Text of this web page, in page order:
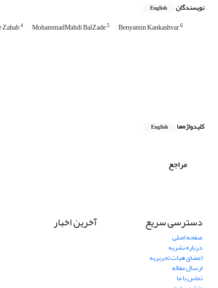
نویسندگان English
Zahab4 MohammadMahdi BalZade5 Benyamin Kankashvar6
کلیدواژه‌ها
English
مراجع
دسترسی سریع
صفحه اصلی
درباره نشریه
اعضای هیات تحریریه
ارسال مقاله
تماس با ما
آخرین اخبار